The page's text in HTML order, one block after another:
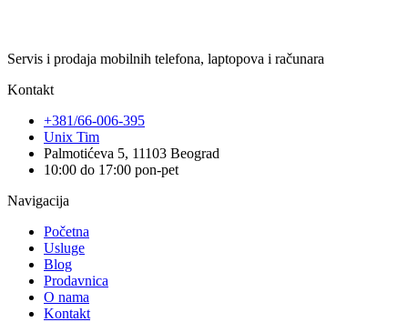
Servis i prodaja mobilnih telefona, laptopova i računara
Kontakt
+381/66-006-395
Unix Tim
Palmotićeva 5, 11103 Beograd
10:00 do 17:00 pon-pet
Navigacija
Početna
Usluge
Blog
Prodavnica
O nama
Kontakt